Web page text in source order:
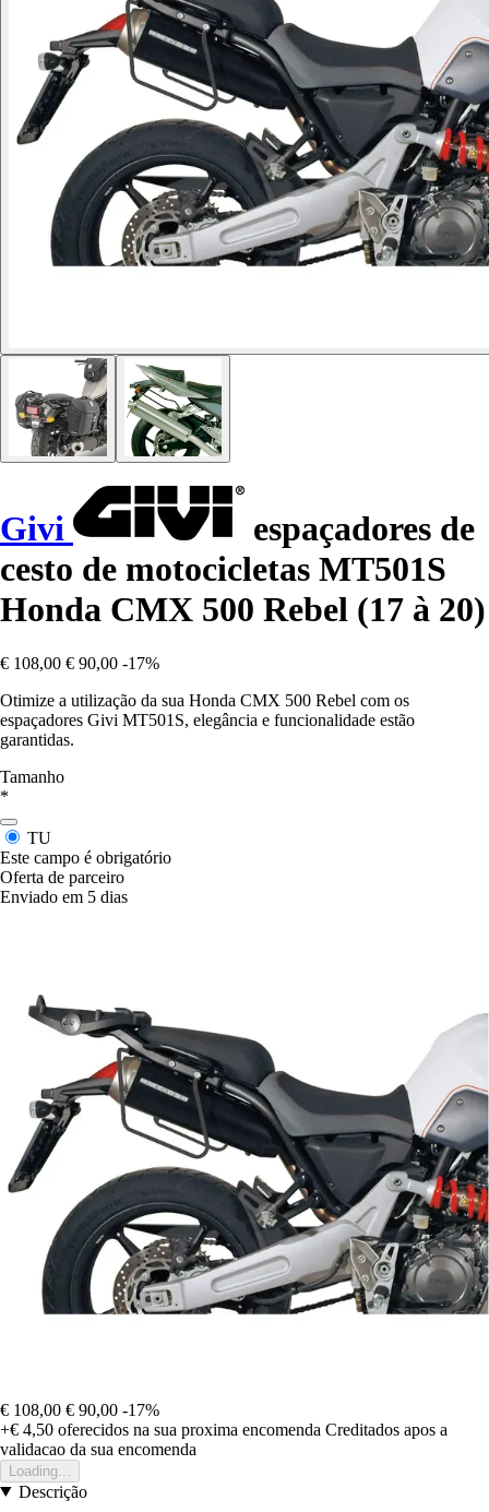
Givi
espaçadores de
cesto de motocicletas MT501S
Honda CMX 500 Rebel (17 à 20)
€ 108,00 € 90,00 -17%
Otimize a utilização da sua Honda CMX 500 Rebel com os
espaçadores Givi MT501S, elegância e funcionalidade estão
garantidas.
Tamanho
*
TU
Este campo é obrigatório
Oferta de parceiro
Enviado em 5 dias
€ 108,00 € 90,00 -17%
+€ 4,50 oferecidos na sua proxima encomenda Creditados apos a
validacao da sua encomenda
Loading...
Descrição